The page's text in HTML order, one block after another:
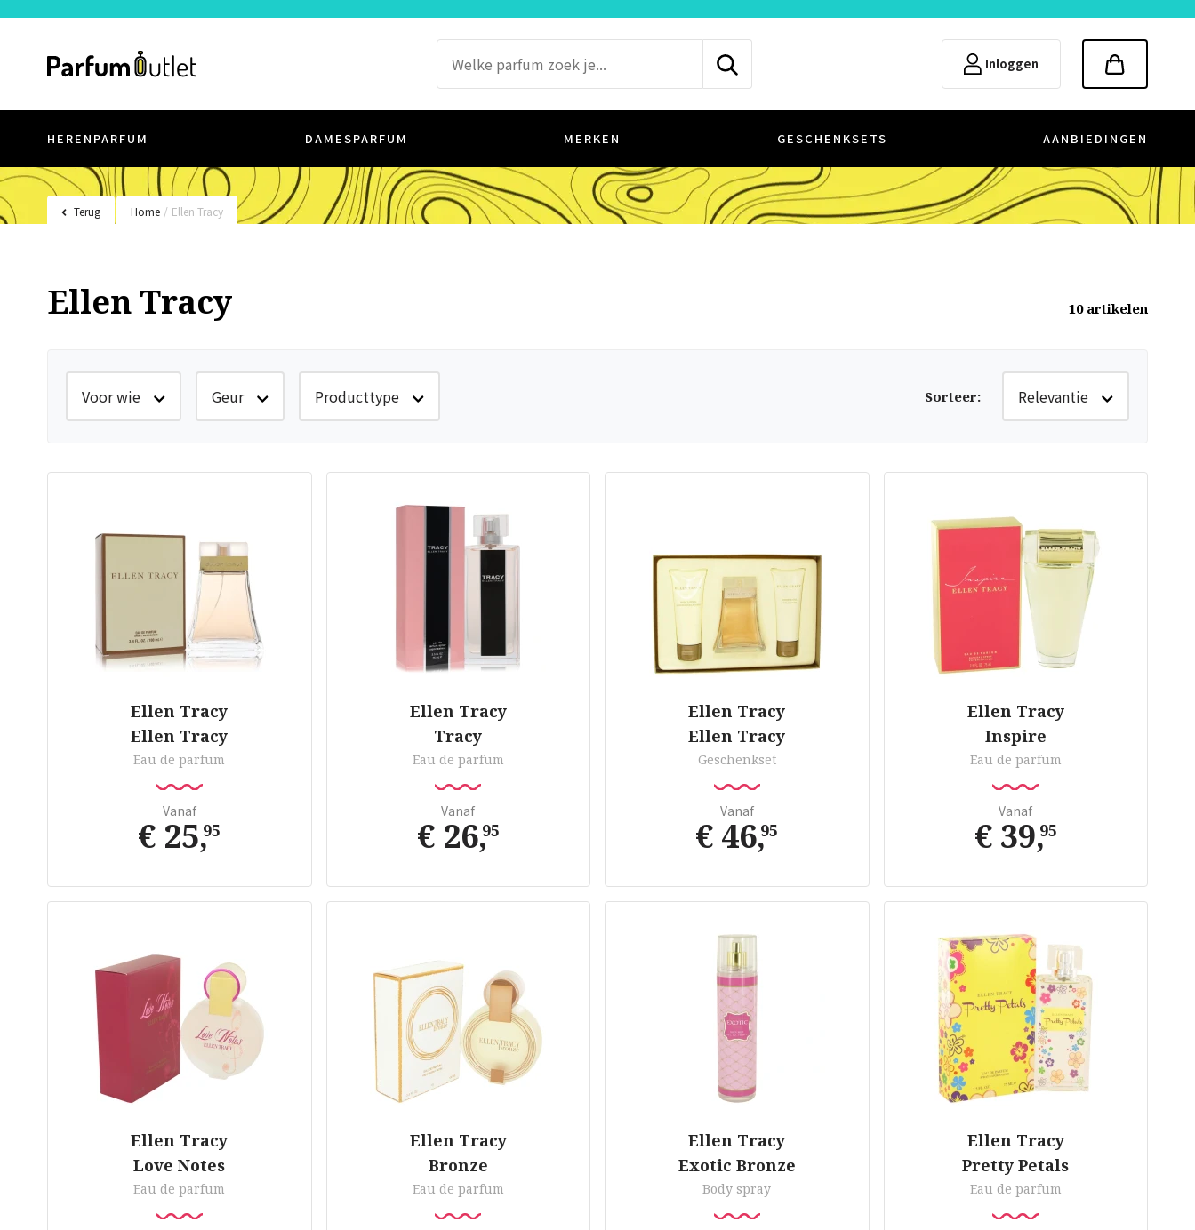
Inloggen
HERENPARFUM DAMESPARFUM MERKEN GESCHENKSETS AANBIEDINGEN
Terug Home / Ellen Tracy
Ellen Tracy 10 artikelen
Voor wie Geur Producttype Sorteer: Relevantie
Ellen Tracy
Ellen Tracy
Eau de parfum
Vanaf
€ 25,95
Ellen Tracy
Tracy
Eau de parfum
Vanaf
€ 26,95
Ellen Tracy
Ellen Tracy
Geschenkset
Vanaf
€ 46,95
Ellen Tracy
Inspire
Eau de parfum
Vanaf
€ 39,95
Ellen Tracy
Love Notes
Eau de parfum
Ellen Tracy
Bronze
Eau de parfum
Ellen Tracy
Exotic Bronze
Body spray
Ellen Tracy
Pretty Petals
Eau de parfum